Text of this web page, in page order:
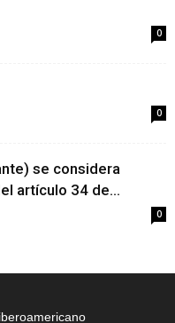
0
0
se considera
artículo 34 de...
0